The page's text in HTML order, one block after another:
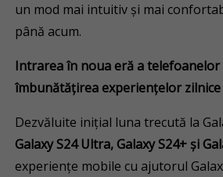
un mod mai intuitiv și mai
până acum.
Intrarea în noua eră a telefoanelor
îmbunătățirea experiențelor zilnice
Dezvăluite inițial luna trecută la
Galaxy S24 Ultra, Galaxy S24+ și
experiențe mobile cu ajutorul